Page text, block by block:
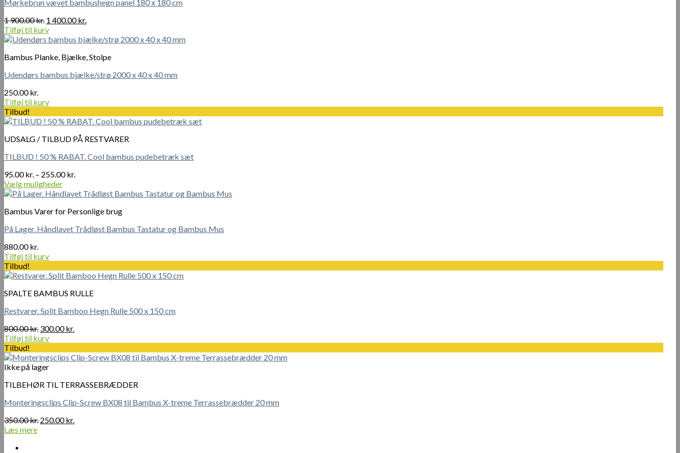
Mulighederne
vælges
på
varesiden
Mørkebrun vævet bambushegn panel 180 x 180 cm
1 900.00kr. Den
oprindelige
pris
1
1 400.00kr.
pris
1
Tilføj til kurv
Bambus Planke, Bjælke, Stolpe
Udendørs bambus bjælke/strø 2000 x 40 x 40 mm
250.00kr.
Tilføj til kurv
Tilbud!
UDSALG / TILBUD PÅ RESTVARER
TILBUD ! 50 % RABAT. Cool bambus pudebetræk sæt
95.00kr. – 255.00kr.
til
Vælg muligheder
Dette
har
varianter.
kan
vælges
på
varesiden
Bambus Varer for Personlige brug
På Lager. Håndlavet Trådløst Bambus Tastatur og Bambus Mus
880.00kr.
Tilføj til kurv
Tilbud!
SPALTE BAMBUS RULLE
Restvarer. Split Bamboo Hegn Rulle 500 x 150 cm
800.00kr. Den
oprindelige
var:
800.00 kr..
300.00kr.
er:
Tilføj til kurv
Tilbud!
Ikke på lager
TILBEHØR TIL TERRASSEBRÆDDER
Monteringsclips Clip-Screw BX08 til Bambus X-treme Terrassebrædder 20 mm
350.00kr. Den
250.00kr.
Læs mere